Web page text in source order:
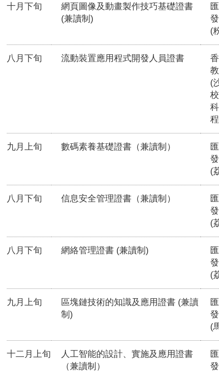
十月下旬
網頁圖像及動畫製作技巧基礎證書
(兼讀制)
(
八月下旬 流動裝置應用程式開發人員證書
(
九月上旬 數碼素養基礎證書（兼讀制）
(
八月下旬 信息安全管理證書（兼讀制）
(
八月下旬 網絡管理證書 (兼讀制)
(
九月上旬
區塊鏈技術的知識及應用證書 (兼讀
制)
(
十二月上旬
人工智能的設計、實施及應用證書
（兼讀制）